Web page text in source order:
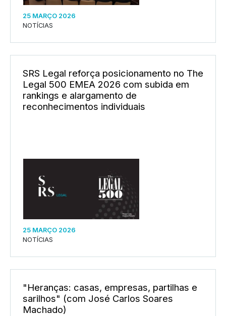
25 MARÇO 2026
NOTÍCIAS
SRS Legal reforça posicionamento no The
Legal 500 EMEA 2026 com subida em
rankings e alargamento de
reconhecimentos individuais
25 MARÇO 2026
NOTÍCIAS
"Heranças: casas, empresas, partilhas e
sarilhos" (com José Carlos Soares
Machado)